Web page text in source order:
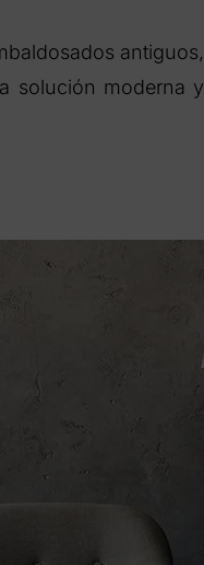
antiguos,
solución moderna y